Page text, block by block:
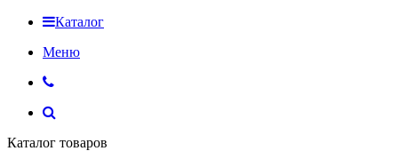
Каталог
Меню
Каталог товаров